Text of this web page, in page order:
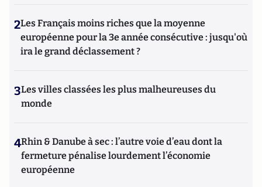
2Les Français moins riches que la moyenne
européenne pour la 3e année consécutive : jusqu'où
ira le grand déclassement ?
3Les villes classées les plus malheureuses du
monde
4Rhin & Danube à sec : l’autre voie d’eau dont la
fermeture pénalise lourdement l’économie
européenne